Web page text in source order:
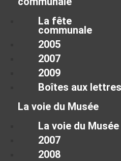
La fête
communale
2005
2007
2009
Boîtes aux lettres
La voie du Musée
La voie du Musée
2007
2008